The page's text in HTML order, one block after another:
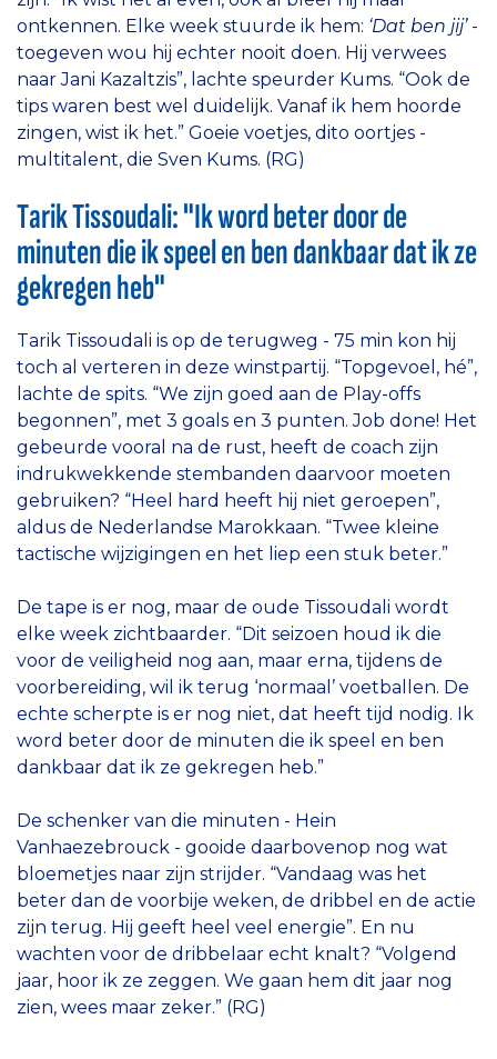
ontkennen. Elke week stuurde ik hem: ‘Dat ben jij’-
toegeven wou hij echter nooit doen. Hij verwees
naar Jani Kazaltzis”, lachte speurder Kums. “Ook de
tips waren best wel duidelijk. Vanaf ik hem hoorde
zingen, wist ik het.” Goeie voetjes, dito oortjes -
multitalent, die Sven Kums. (RG)
Tarik Tissoudali: "Ik word beter door de
minuten die ik speel en ben dankbaar dat ik ze
gekregen heb"
Tarik Tissoudali is op de terugweg - 75 min kon hij
toch al verteren in deze winstpartij. “Topgevoel, hé”,
lachte de spits. “We zijn goed aan de Play-offs
begonnen”, met 3 goals en 3 punten. Job done! Het
gebeurde vooral na de rust, heeft de coach zijn
indrukwekkende stembanden daarvoor moeten
gebruiken? “Heel hard heeft hij niet geroepen”,
aldus de Nederlandse Marokkaan. “Twee kleine
tactische wijzigingen en het liep een stuk beter.”
De tape is er nog, maar de oude Tissoudali wordt
elke week zichtbaarder. “Dit seizoen houd ik die
voor de veiligheid nog aan, maar erna, tijdens de
voorbereiding, wil ik terug ‘normaal’ voetballen. De
echte scherpte is er nog niet, dat heeft tijd nodig. Ik
word beter door de minuten die ik speel en ben
dankbaar dat ik ze gekregen heb.”
De schenker van die minuten - Hein
Vanhaezebrouck - gooide daarbovenop nog wat
bloemetjes naar zijn strijder. “Vandaag was het
beter dan de voorbije weken, de dribbel en de actie
zijn terug. Hij geeft heel veel energie”. En nu
wachten voor de dribbelaar echt knalt? “Volgend
jaar, hoor ik ze zeggen. We gaan hem dit jaar nog
zien, wees maar zeker.” (RG)